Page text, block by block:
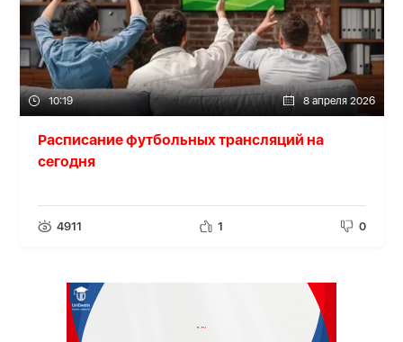
10:19 8 апреля 2026
Расписание футбольных трансляций на
сегодня
4911 1 0